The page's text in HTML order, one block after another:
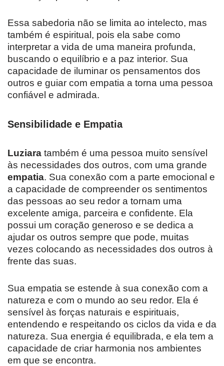
Essa sabedoria não se limita ao intelecto, mas
também é espiritual, pois ela sabe como
interpretar a vida de uma maneira profunda,
buscando o equilíbrio e a paz interior. Sua
capacidade de iluminar os pensamentos dos
outros e guiar com empatia a torna uma pessoa
confiável e admirada.
Sensibilidade e Empatia
Luziara também é uma pessoa muito sensível
às necessidades dos outros, com uma grande
empatia. Sua conexão com a parte emocional e
a capacidade de compreender os sentimentos
das pessoas ao seu redor a tornam uma
excelente amiga, parceira e confidente. Ela
possui um coração generoso e se dedica a
ajudar os outros sempre que pode, muitas
vezes colocando as necessidades dos outros à
frente das suas.
Sua empatia se estende à sua conexão com a
natureza e com o mundo ao seu redor. Ela é
sensível às forças naturais e espirituais,
entendendo e respeitando os ciclos da vida e da
natureza. Sua energia é equilibrada, e ela tem a
capacidade de criar harmonia nos ambientes
em que se encontra.